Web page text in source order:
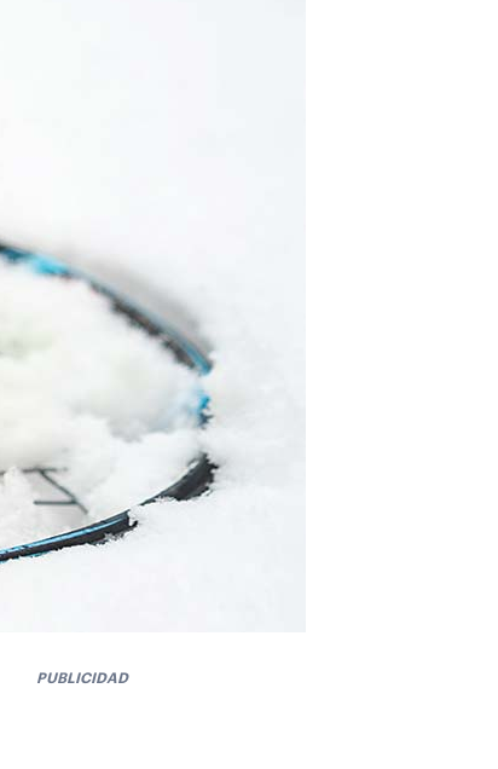
PUBLICIDAD